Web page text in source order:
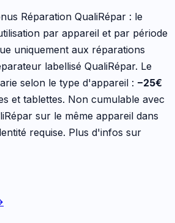
Réparation QualiRépar : le
par appareil et par période
uniquement aux réparations
labellisé QualiRépar. Le
selon le type d'appareil : −25€
et tablettes. Non cumulable avec
sur le même appareil dans
requise. Plus d'infos sur